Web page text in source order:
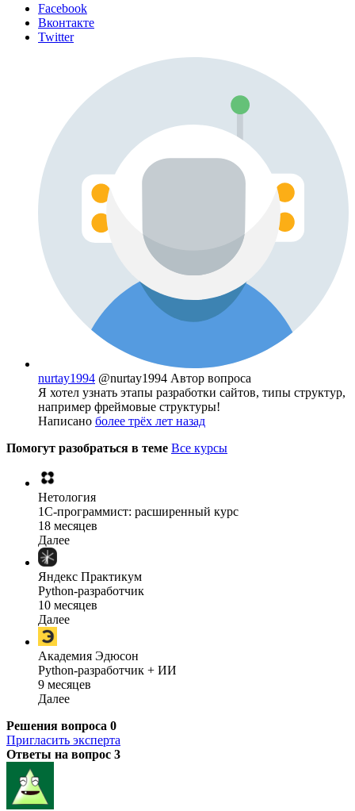
Facebook
Вконтакте
Twitter
nurtay1994 @nurtay1994 Автор вопроса
Я хотел узнать этапы разработки сайтов, типы структур,
например фреймовые структуры!
Написано более трёх лет назад
Помогут разобраться в теме Все курсы
Нетология
1C-программист: расширенный курс
18 месяцев
Далее
Яндекс Практикум
Python-разработчик
10 месяцев
Далее
Академия Эдюсон
Python-разработчик + ИИ
9 месяцев
Далее
Решения вопроса 0
Пригласить эксперта
Ответы на вопрос 3